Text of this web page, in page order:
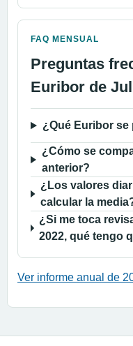
FAQ MENSUAL
Preguntas
Euribor de
¿Qué Euribor se
¿Cómo se
anterior?
¿Los valores
calcular la
¿Si me toca
2022, qué tengo
Ver informe anual de